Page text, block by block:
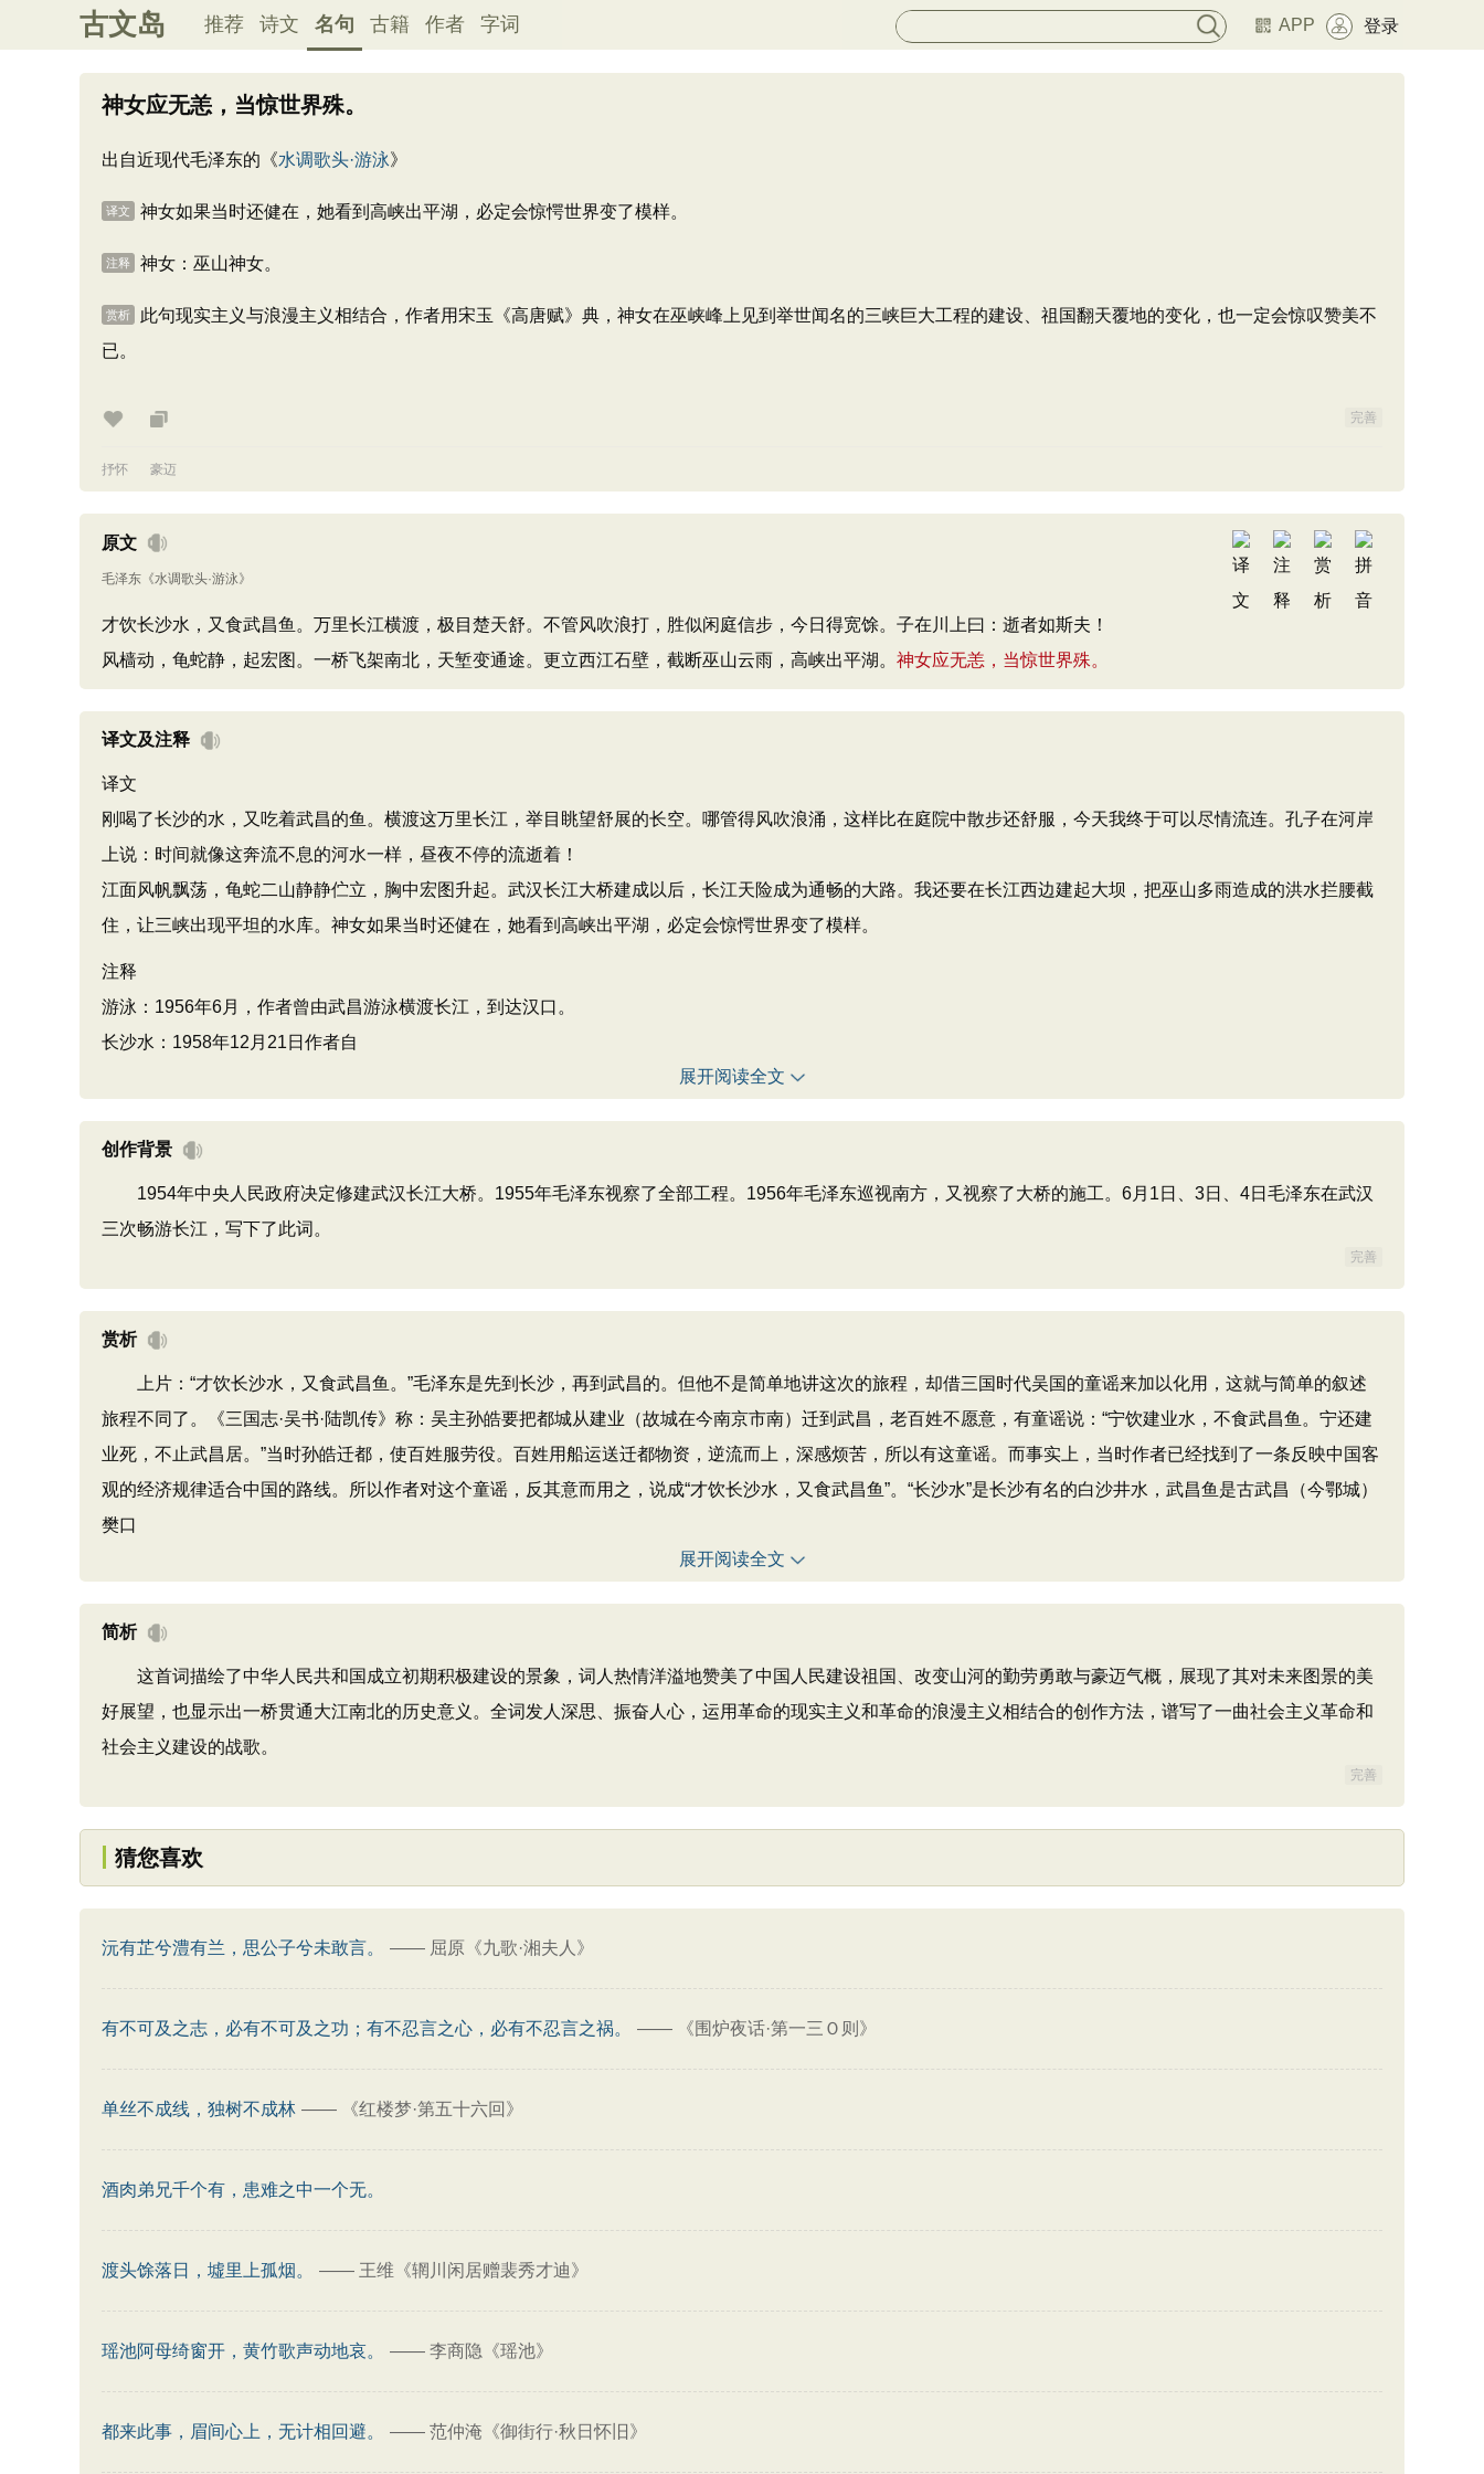
古文岛 推荐 诗文 名句 古籍 作者 字词 APP 登录
神女应无恙，当惊世界殊。
出自近现代毛泽东的《水调歌头·游泳》
译文 神女如果当时还健在，她看到高峡出平湖，必定会惊愕世界变了模样。
注释 神女：巫山神女。
赏析
此句现实主义与浪漫主义相结合，作者用宋玉《高唐赋》典，神女在巫峡峰上见到举世闻名的三峡巨大工程的建设、祖国翻天覆地的变化，也一定会惊叹赞美不
已。
完善
抒怀 豪迈
原文
毛泽东 《水调歌头·游泳》
才饮长沙水，又食武昌鱼。万里长江横渡，极目楚天舒。不管风吹浪打，胜似闲庭信步，今日得宽馀。子在川上曰：逝者如斯夫！
风樯动，龟蛇静，起宏图。一桥飞架南北，天堑变通途。更立西江石壁，截断巫山云雨，高峡出平湖。 神女应无恙，当惊世界殊。
译文及注释
译文
刚喝了长沙的水，又吃着武昌的鱼。横渡这万里长江，举目眺望舒展的长空。哪管得风吹浪涌，这样比在庭院中散步还舒服，今天我终于可以尽情流连。孔子在河岸
上说：时间就像这奔流不息的河水一样，昼夜不停的流逝着！
江面风帆飘荡，龟蛇二山静静伫立，胸中宏图升起。武汉长江大桥建成以后，长江天险成为通畅的大路。我还要在长江西边建起大坝，把巫山多雨造成的洪水拦腰截
住，让三峡出现平坦的水库。神女如果当时还健在，她看到高峡出平湖，必定会惊愕世界变了模样。
注释
游泳：1956年6月，作者曾由武昌游泳横渡长江，到达汉口。
长沙水：1958年12月21日作者自
展开阅读全文
创作背景
1954年中央人民政府决定修建武汉长江大桥。1955年毛泽东视察了全部工程。1956年毛泽东巡视南方，又视察了大桥的施工。6月1日、3日、4日毛泽东在武汉
三次畅游长江，写下了此词。
完善
赏析
上片：“才饮长沙水，又食武昌鱼。”毛泽东是先到长沙，再到武昌的。但他不是简单地讲这次的旅程，却借三国时代吴国的童谣来加以化用，这就与简单的叙述
旅程不同了。《三国志·吴书·陆凯传》称：吴主孙皓要把都城从建业（故城在今南京市南）迁到武昌，老百姓不愿意，有童谣说：“宁饮建业水，不食武昌鱼。宁还建
业死，不止武昌居。”当时孙皓迁都，使百姓服劳役。百姓用船运送迁都物资，逆流而上，深感烦苦，所以有这童谣。而事实上，当时作者已经找到了一条反映中国客
观的经济规律适合中国的路线。所以作者对这个童谣，反其意而用之，说成“才饮长沙水，又食武昌鱼”。“长沙水”是长沙有名的白沙井水，武昌鱼是古武昌（今鄂城）
樊口
展开阅读全文
简析
这首词描绘了中华人民共和国成立初期积极建设的景象，词人热情洋溢地赞美了中国人民建设祖国、改变山河的勤劳勇敢与豪迈气概，展现了其对未来图景的美
好展望，也显示出一桥贯通大江南北的历史意义。全词发人深思、振奋人心，运用革命的现实主义和革命的浪漫主义相结合的创作方法，谱写了一曲社会主义革命和
社会主义建设的战歌。
完善
猜您喜欢
沅有芷兮澧有兰，思公子兮未敢言。 —— 屈原《九歌·湘夫人》
有不可及之志，必有不可及之功；有不忍言之心，必有不忍言之祸。 —— 《围炉夜话·第一三Ｏ则》
单丝不成线，独树不成林 —— 《红楼梦·第五十六回》
酒肉弟兄千个有，患难之中一个无。
渡头馀落日，墟里上孤烟。 —— 王维《辋川闲居赠裴秀才迪》
瑶池阿母绮窗开，黄竹歌声动地哀。 —— 李商隐《瑶池》
都来此事，眉间心上，无计相回避。 —— 范仲淹《御街行·秋日怀旧》